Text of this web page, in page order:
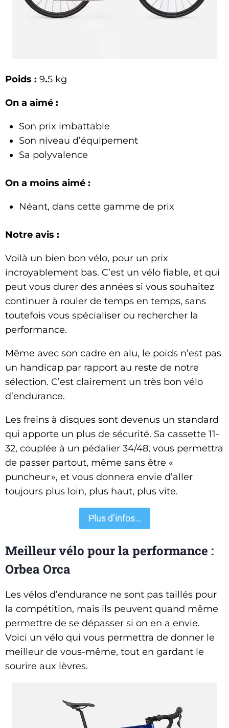
Poids : 9.5 kg
On a aimé :
Son prix imbattable
Son niveau d’équipement
Sa polyvalence
On a moins aimé :
Néant, dans cette gamme de prix
Notre avis :
Voilà un bien bon vélo, pour un prix
incroyablement bas. C’est un vélo fiable, et qui
peut vous durer des années si vous souhaitez
continuer à rouler de temps en temps, sans
toutefois vous spécialiser ou rechercher la
performance.
Même avec son cadre en alu, le poids n’est pas
un handicap par rapport au reste de notre
sélection. C’est clairement un très bon vélo
d’endurance.
Les freins à disques sont devenus un standard
qui apporte un plus de sécurité. Sa cassette 11-
32, couplée à un pédalier 34/48, vous permettra
de passer partout, même sans être «
puncheur », et vous donnera envie d’aller
toujours plus loin, plus haut, plus vite.
Plus d’infos…
Meilleur vélo pour la performance :
Orbea Orca
Les vélos d’endurance ne sont pas taillés pour
la compétition, mais ils peuvent quand même
permettre de se dépasser si on en a envie.
Voici un vélo qui vous permettra de donner le
meilleur de vous-même, tout en gardant le
sourire aux lèvres.